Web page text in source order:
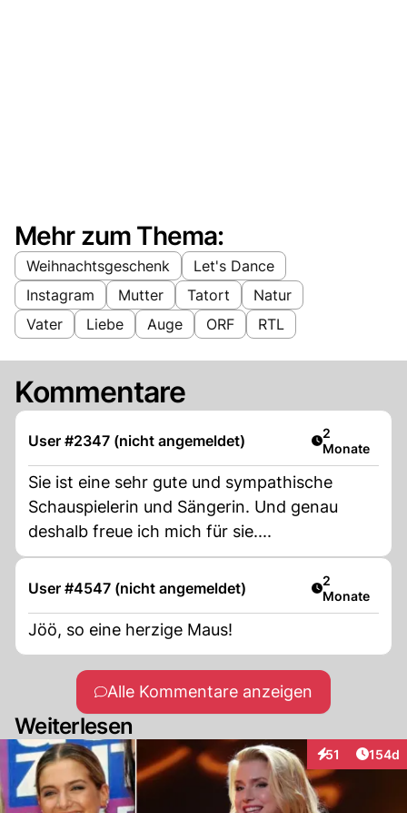
Mehr zum Thema:
Weihnachtsgeschenk
Let's Dance
Instagram
Mutter Tatort
Natur
Vater
Liebe Auge ORF RTL
Kommentare
User #2347 (nicht angemeldet) Artikel
2
Monate
Sie ist eine sehr gute und sympathische
Schauspielerin und Sängerin. Und genau
deshalb freue ich mich für sie....
User #4547 (nicht angemeldet) Artikel
2
Monate
Jöö, so eine herzige Maus!
Alle Kommentare anzeigen
Weiterlesen
51
Interaktionen
154d